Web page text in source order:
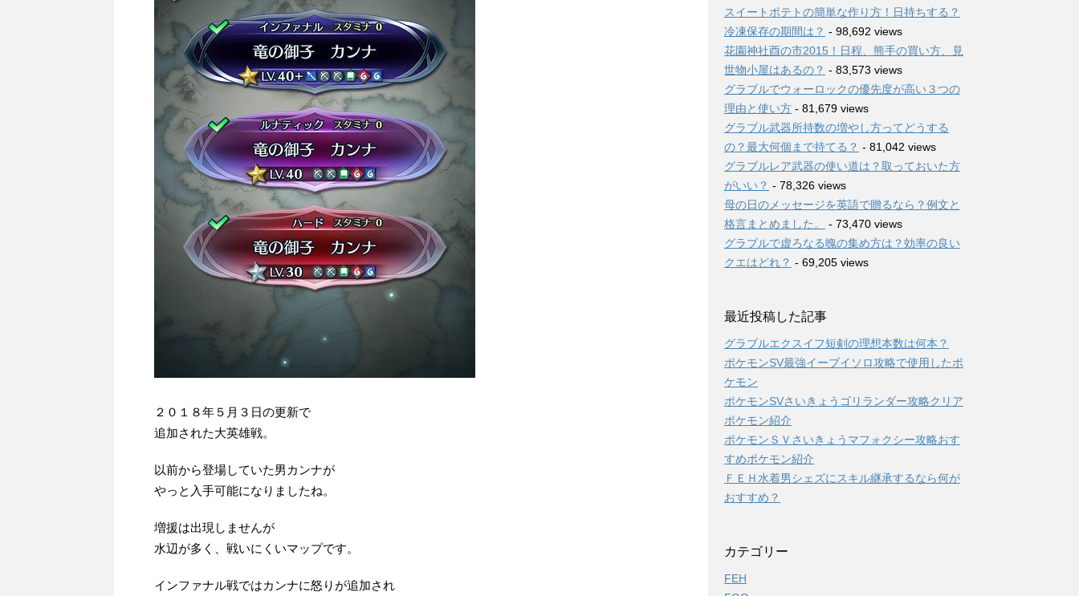
２０１８年５月３日の更新で
追加された大英雄戦。
以前から登場していた男カンナが
やっと入手可能になりましたね。
増援は出現しませんが
水辺が多く、戦いにくいマップです。
インファナル戦ではカンナに怒りが追加され
スイートポテトの簡単な作り方！日持ちする？
冷凍保存の期間は？ - 98,692 views
花園神社酉の市2015！日程、熊手の買い方、見
世物小屋はあるの？ - 83,573 views
グラブルでウォーロックの優先度が高い３つの
理由と使い方 - 81,679 views
グラブル武器所持数の増やし方ってどうする
の？最大何個まで持てる？ - 81,042 views
グラブルレア武器の使い道は？取っておいた方
がいい？ - 78,326 views
母の日のメッセージを英語で贈るなら？例文と
格言まとめました。
- 73,470 views
グラブルで虚ろなる魄の集め方は？効率の良い
クエはどれ？ - 69,205 views
最近投稿した記事
グラブルエクスイフ短剣の理想本数は何本？
ポケモンSV最強イーブイソロ攻略で使用したポ
ケモン
ポケモンSVさいきょうゴリランダー攻略クリア
ポケモン紹介
ポケモンＳＶさいきょうマフォクシー攻略おす
すめポケモン紹介
ＦＥＨ水着男シェズにスキル継承するなら何が
おすすめ？
カテゴリー
FEH